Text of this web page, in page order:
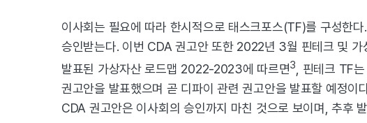
이사회는 필요에 따라 한시적으로 태스크포스(TF)를 구성한
승인받는다. 이번 CDA 권고안 또한 2022년 3월 핀테크 및
발표된 가상자산 로드맵 2022-2023에 따르면3
, 핀테크 TF
권고안을 발표했으며 곧 디파이 관련 권고안을 발표할 예정
CDA 권고안은 이사회의 승인까지 마친 것으로 보이며, 추후